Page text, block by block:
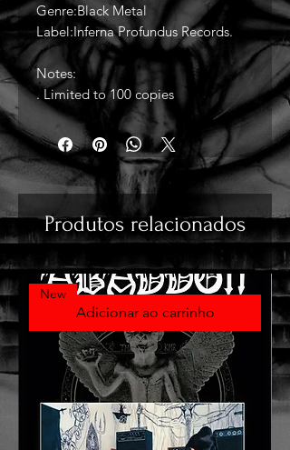
Genre:Black Metal
Label:Inferna Profundus Records.
Notes:
. Limited to 100 copies
Produtos relacionados
Adicionar ao carrinho
New